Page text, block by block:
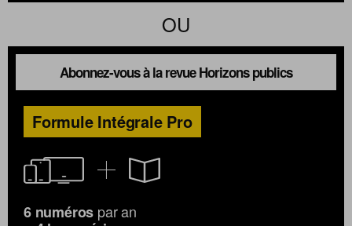
OU
Abonnez-vous à la revue Horizons publics
Formule Intégrale Pro
6 numéros par an